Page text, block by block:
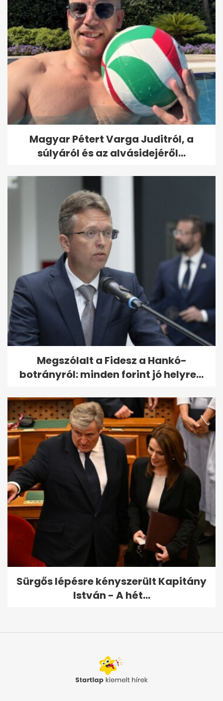
Magyar Pétert Varga Juditról, a
súlyáról és az alvásidejéről...
Megszólalt a Fidesz a Hankó-
botrányról: minden forint jó helyre...
Sürgős lépésre kényszerült Kapitány
István - A hét...